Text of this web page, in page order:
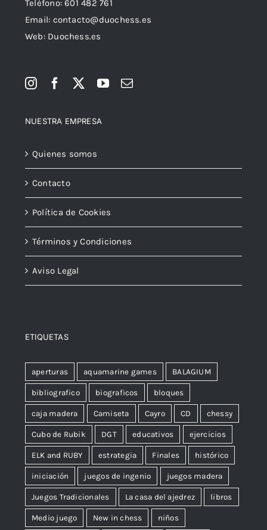
Teléfono:601 482 761
Email: contacto@duochess.es
Web: Duochess.es
NUESTRA EMPRESA
Quienes somos
Contacto
Política de Cookies
Términos y Condiciones
Aviso Legal
ETIQUETAS
aperturas aquamarine games BALAGIUM
bibliografico biograficos bloques
caja madera Camiseta Cayro CD chessy
Cubo de Rubik DGT educativos ejercicios
ELK and RUBY estrategia Finales histórico
iniciación juegos de ingenio juegos madera
Juegos Tradicionales La casa del ajedrez libros
Medio juego New in chess niños